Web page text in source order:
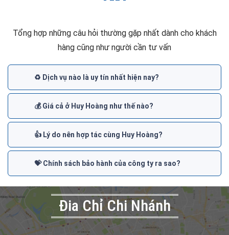
Tổng hợp những câu hỏi thường gặp nhất dành cho khách
hàng cũng như người cần tư vấn
♻️ Dịch vụ nào là uy tín nhất hiện nay?
💰 Giá cả ở Huy Hoàng như thế nào?
👍 Lý do nên hợp tác cùng Huy Hoàng?
💝 Chính sách bảo hành của công ty ra sao?
Đia Chỉ Chi Nhánh